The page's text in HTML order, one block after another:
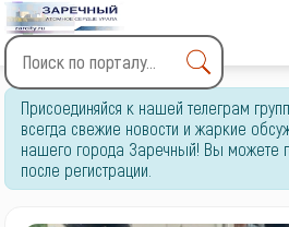
Type 2 or more characters
for results.
Присоединяйся к нашей телеграм
всегда свежие новости и жаркие
нашего города Заречный! Вы можете
после регистрации.